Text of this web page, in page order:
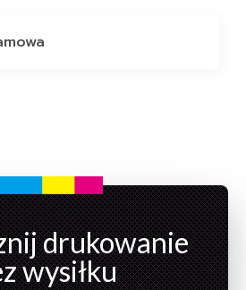
drukowanie
wysiłku